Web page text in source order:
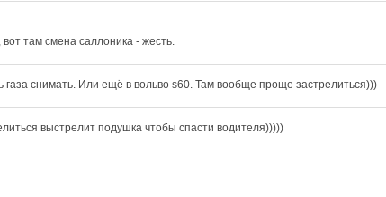
там смена саллоника - жесть.
газа снимать. Или ещё в вольво s60. Там вообще проще застрелиться)))
выстрелит подушка чтобы спасти водителя)))))